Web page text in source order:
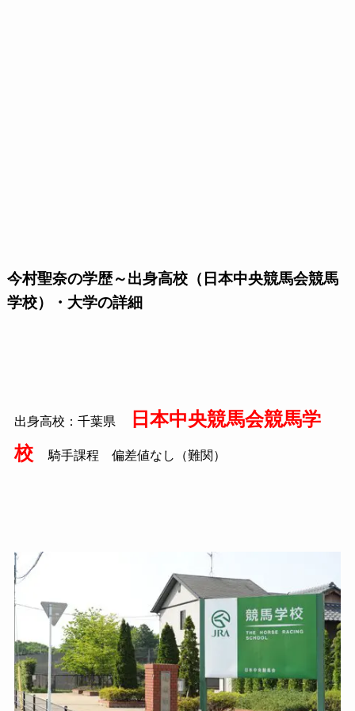
今村聖奈の学歴～出身高校（日本中央競馬会競馬
学校）・大学の詳細
出身高校：千葉県
日本中央競馬会競馬学
校
騎手課程 偏差値なし（難関）